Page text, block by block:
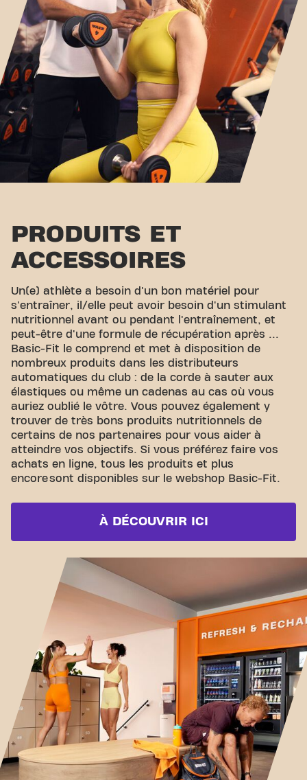
PRODUITS ET
ACCESSOIRES
Un(e) athlète a besoin d'un bon matériel pour
s'entraîner, il/elle peut avoir besoin d'un stimulant
nutritionnel avant ou pendant l'entraînement, et
peut-être d'une formule de récupération après ...
Basic-Fit le comprend et met à disposition de
nombreux produits dans les distributeurs
automatiques du club : de la corde à sauter aux
élastiques ou même un cadenas au cas où vous
auriez oublié le vôtre. Vous pouvez également y
trouver de très bons produits nutritionnels de
certains de nos partenaires pour vous aider à
atteindre vos objectifs. Si vous préférez faire vos
achats en ligne, tous les produits et plus
encore sont disponibles sur le webshop Basic-Fit.
À DÉCOUVRIR ICI